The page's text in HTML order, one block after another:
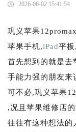
2026-06-02 15:41:54
巩义苹果
苹果手机,iPad平
首先想到的就是去
手能力强的朋友来
可不必,巩义苹果
,况且苹果维修店
往往有这种想法的